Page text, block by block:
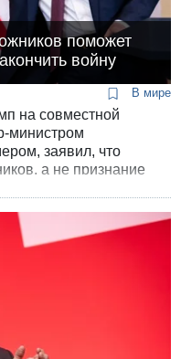
поможет
войну
В мире
на совместной
министром
заявил, что
а не признание